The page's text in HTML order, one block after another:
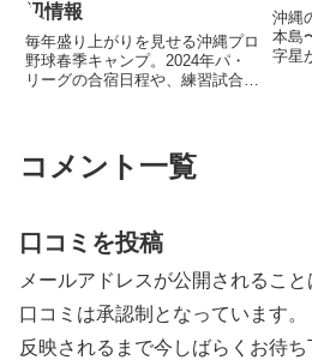
辺情報
毎年盛り上がりを見せる沖縄プロ
野球春季キャンプ。2024年パ・
リーグの合宿日程や、練習試合・
沖縄
本島
字星
コメント一覧
口コミを投稿
メールアドレスが公開されること
口コミは承認制となっています。
反映されるまで今しばらくお待ち